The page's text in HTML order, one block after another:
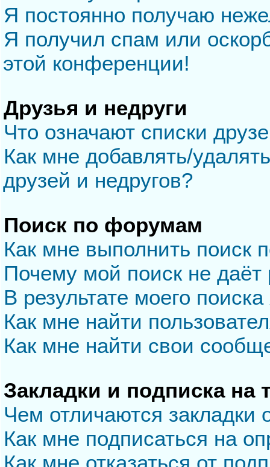
Я постоянно получаю
Я получил спам или
этой конференции!
Друзья и недруги
Что означают списки
Как мне добавлять/
друзей и недругов?
Поиск по форумам
Как мне выполнить
Почему мой поиск не даёт
В результате моего
Как мне найти
Как мне найти свои
Закладки и подписка на
Чем отличаются закладки
Как мне подписаться на